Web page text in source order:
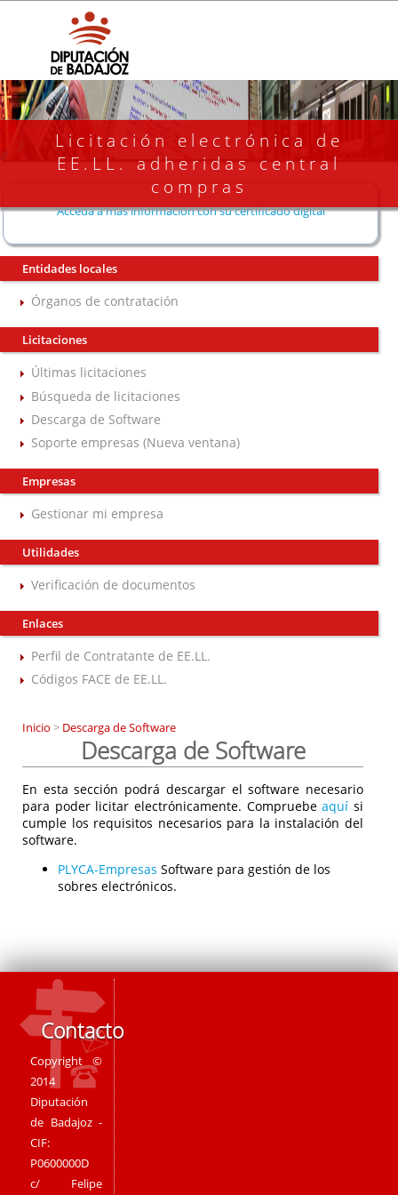
Licitación electrónica de
EE.LL. adheridas central
compras
Acceda a más información con su certificado digital
Entidades locales
Órganos de contratación
Licitaciones
Últimas licitaciones
Búsqueda de licitaciones
Descarga de Software
Soporte empresas (Nueva ventana)
Empresas
Gestionar mi empresa
Utilidades
Verificación de documentos
Enlaces
Perfil de Contratante de EE.LL.
Códigos FACE de EE.LL.
Inicio > Descarga de Software
Descarga de Software
En esta sección podrá descargar el software necesario
para poder licitar electrónicamente. Compruebeaquí si
cumple los requisitos necesarios para la instalación del
software.
PLYCA-Empresas Software para gestión de los
sobres electrónicos.
Contacto
Copyright ©
2014
Diputación
de Badajoz -
CIF:
P0600000D
c/ Felipe